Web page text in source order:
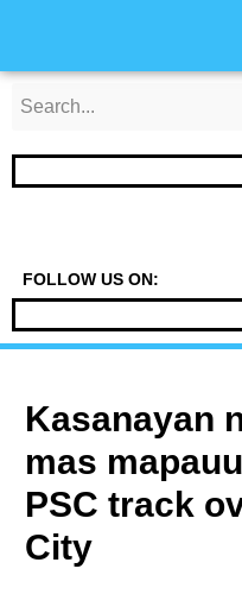
FOLLOW US ON:
Kasanayan
mas
PSC track
City